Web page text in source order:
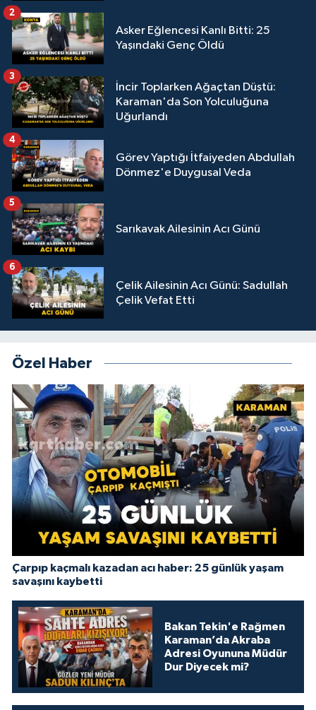
Asker Eğlencesi Kanlı Bitti: 25
Yaşındaki Genç Öldü
2
İncir Toplarken Ağaçtan Düştü:
Karaman'da Son Yolculuğuna
Uğurlandı
3
Görev Yaptığı İtfaiyeden Abdullah
Dönmez'e Duygusal Veda
4
Sarıkavak Ailesinin Acı Günü
5
Çelik Ailesinin Acı Günü: Sadullah
Çelik Vefat Etti
6
Özel Haber
Çarpıp kaçmalı kazadan acı haber: 25 günlük yaşam
savaşını kaybetti
Bakan Tekin'e Rağmen
Karaman’da Akraba
Adresi Oyununa Müdür
Dur Diyecek mi?